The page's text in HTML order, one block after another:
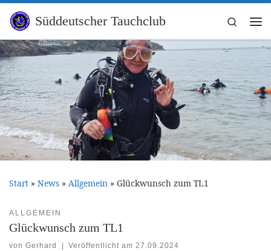
Zum Inhalt springen
Süddeutscher Tauchclub
Search
Start » News » Allgemein » Glückwunsch zum TL1
ALLGEMEIN
Glückwunsch zum TL1
von Gerhard Veröffentlicht am27.09.2024